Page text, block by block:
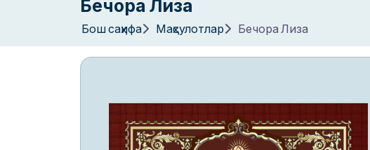
Бечора Лиза
Бош саҳифа Маҳсулотлар Бечора Лиза